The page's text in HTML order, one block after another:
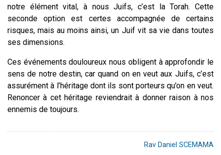
notre élément vital, à nous Juifs, c’est la Torah. Cette
seconde option est certes accompagnée de certains
risques, mais au moins ainsi, un Juif vit sa vie dans toutes
ses dimensions.
Ces événements douloureux nous obligent à approfondir le
sens de notre destin, car quand on en veut aux Juifs, c’est
assurément à l’héritage dont ils sont porteurs qu’on en veut.
Renoncer à cet héritage reviendrait à donner raison à nos
ennemis de toujours.
Rav Daniel SCEMAMA